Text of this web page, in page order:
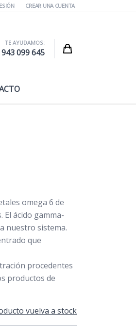
CREAR UNA CUENTA
TE AYUDAMOS:
943 099 645 Cart
omega 6 de
ácido gamma-
nuestro sistema.
que
procedentes
productos de
vuelva a stock